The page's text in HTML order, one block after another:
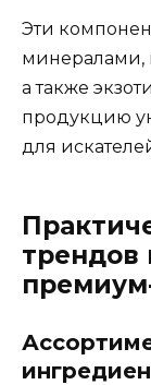
Эти
минералами,
а также
продукцию
для
трендов